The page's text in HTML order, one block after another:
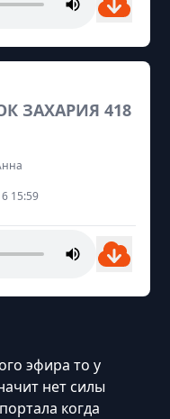
ЗАХАРИЯ 418
15:59
эфира то у
нет силы
когда